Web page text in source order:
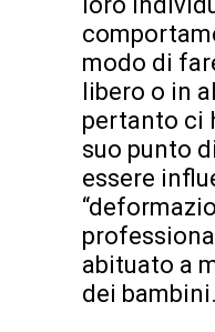
modo di
libero o in
pertanto ci
suo punto
essere
abituato a
dei bambini.